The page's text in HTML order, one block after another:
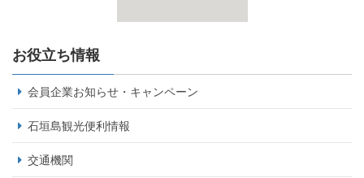
お役立ち情報
会員企業お知らせ・キャンペーン
石垣島観光便利情報
交通機関